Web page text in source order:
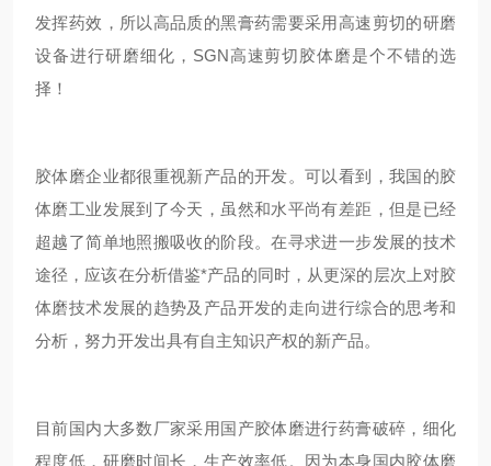
发挥药效，所以高品质的黑膏药需要采用高速剪切的研磨
设备进行研磨细化，SGN高速剪切胶体磨是个不错的选
择！
胶体磨企业都很重视新产品的开发。可以看到，我国的胶
体磨工业发展到了今天，虽然和水平尚有差距，但是已经
超越了简单地照搬吸收的阶段。在寻求进一步发展的技术
途径，应该在分析借鉴*产品的同时，从更深的层次上对胶
体磨技术发展的趋势及产品开发的走向进行综合的思考和
分析，努力开发出具有自主知识产权的新产品。
目前国内大多数厂家采用国产胶体磨进行药膏破碎，细化
程度低，研磨时间长，生产效率低。因为本身国内胶体磨